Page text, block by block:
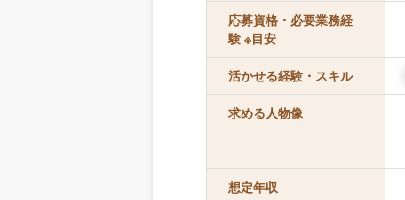
応募資格・必要業務経
験 ※目安
活かせる経験・スキル
求める人物像
想定年収